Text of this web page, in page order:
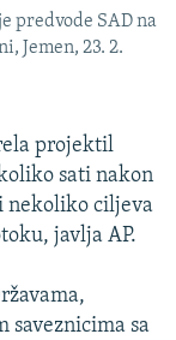
predvode SAD na
Jemen, 23. 2.
projektil
sati nakon
nekoliko ciljeva
javlja AP.
saveznicima sa